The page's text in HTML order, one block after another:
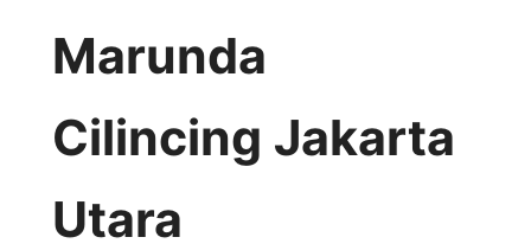
Marunda
Cilincing Jakarta
Utara